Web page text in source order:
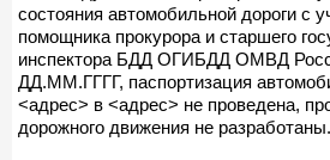
состояния автомобильной дороги с
помощника прокурора и старшего
инспектора БДД ОГИБДД ОМВД
ДД.ММ.ГГГГ, паспортизация
<адрес> в <адрес> не проведена,
дорожного движения не разработаны.